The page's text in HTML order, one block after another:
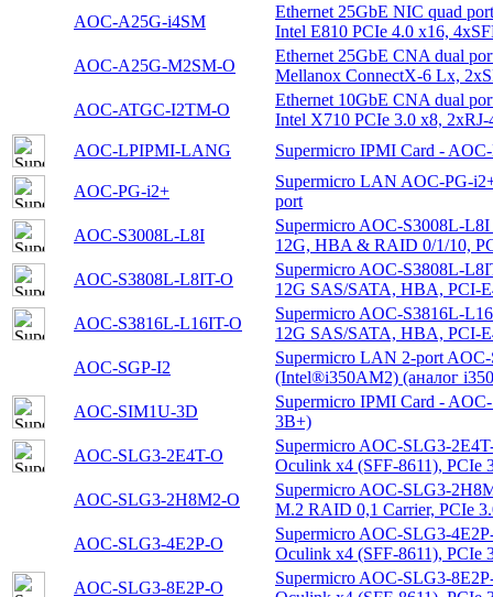
AOC-A25G-i4SM
Ethernet 25GbE NIC quad
Intel E810 PCIe 4.0 x16,
AOC-A25G-M2SM-O
Ethernet 25GbE CNA dual
Mellanox ConnectX-6 Lx,
AOC-ATGC-I2TM-O
Ethernet 10GbE CNA dual
Intel X710 PCIe 3.0 x8,
AOC-LPIPMI-LANG
Supermicro IPMI Card -
AOC-PG-i2+
Supermicro LAN AOC-PG-
port
AOC-S3008L-L8I
Supermicro AOC-S3008L-
12G, HBA & RAID 0/1/10,
AOC-S3808L-L8IT-O
Supermicro AOC-S3808L-
12G SAS/SATA, HBA, PCI-
AOC-S3816L-L16IT-O
Supermicro AOC-S3816L-
12G SAS/SATA, HBA, PCI-
AOC-SGP-I2
Supermicro LAN 2-port
(Intel®i350AM2) (аналог
AOC-SIM1U-3D
Supermicro IPMI Card -
3B+)
AOC-SLG3-2E4T-O
Supermicro AOC-SLG3-
Oculink x4 (SFF-8611), PCIe
AOC-SLG3-2H8M2-O
Supermicro AOC-SLG3-
M.2 RAID 0,1 Carrier, PCIe
AOC-SLG3-4E2P-O
Supermicro AOC-SLG3-
Oculink x4 (SFF-8611), PCIe
AOC-SLG3-8E2P-O
Supermicro AOC-SLG3-